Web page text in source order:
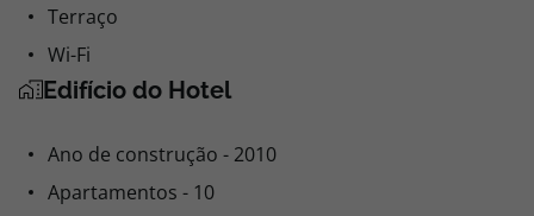
Terraço
Wi-Fi
Edifício do Hotel
Ano de construção - 2010
Apartamentos - 10